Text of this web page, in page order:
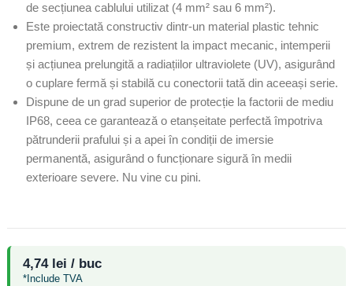
de secțiunea cablului utilizat (4 mm² sau 6 mm²).
Este proiectată constructiv dintr-un material plastic tehnic
premium, extrem de rezistent la impact mecanic, intemperii
și acțiunea prelungită a radiațiilor ultraviolete (UV), asigurând
o cuplare fermă și stabilă cu conectorii tată din aceeași serie.
Dispune de un grad superior de protecție la factorii de mediu
IP68, ceea ce garantează o etanșeitate perfectă împotriva
pătrunderii prafului și a apei în condiții de imersie
permanentă, asigurând o funcționare sigură în medii
exterioare severe. Nu vine cu pini.
4,74 lei / buc
*Include TVA